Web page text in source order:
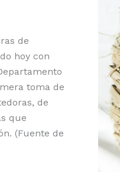
de
hoy con
toma de
de
que
(Fuente de